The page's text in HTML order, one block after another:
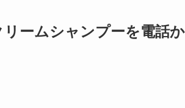
ームシャンプーを電話